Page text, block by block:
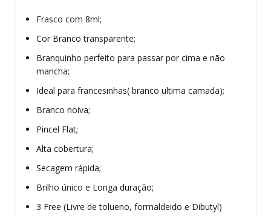
Frasco com 8ml;
Cor Branco transparente;
Branquinho perfeito para passar por cima e não
mancha;
Ideal para francesinhas( branco ultima camada);
Branco noiva;
Pincel Flat;
Alta cobertura;
Secagem rápida;
Brilho único e Longa duração;
3 Free (Livre de tolueno, formaldeido e Dibutyl)